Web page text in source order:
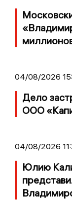
04/08/2026
Дело
ООО
04/08/2026
Юлию